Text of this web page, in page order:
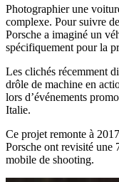
Photographier une
complexe. Pour suivre
Porsche a imaginé un
spécifiquement pour la
Les clichés récemment
drôle de machine en
lors d’événements
Italie.
Ce projet remonte à
Porsche ont revisité une
mobile de shooting.